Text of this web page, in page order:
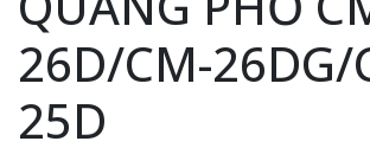
26D/CM-26DG/
25D